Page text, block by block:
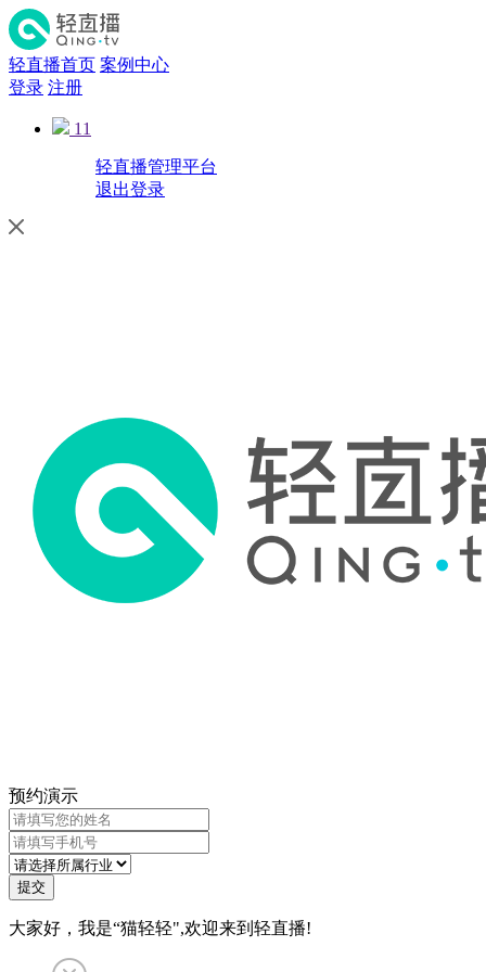
轻直播首页 案例中心
登录 注册
11
轻直播管理平台
退出登录
预约演示
提交
大家好，我是“猫轻轻",欢迎来到轻直播!